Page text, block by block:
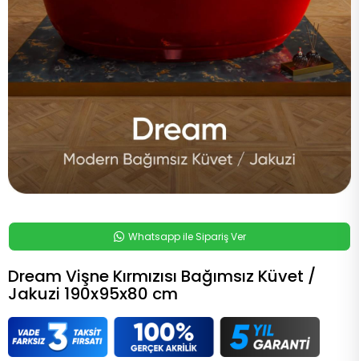
Whatsapp ile Sipariş Ver
Dream Vişne Kırmızısı Bağımsız Küvet /
Jakuzi 190x95x80 cm